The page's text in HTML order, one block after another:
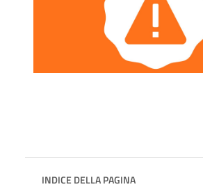
INDICE DELLA PAGINA